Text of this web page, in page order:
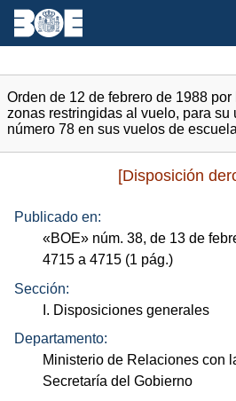
Orden de 12 de febrero de 1988
zonas restringidas al vuelo, para su
número 78 en sus vuelos de
[Disposición
Publicado en:
«BOE» núm. 38, de 13 de
4715 a 4715 (1 pág.)
Sección:
I. Disposiciones generales
Departamento:
Ministerio de Relaciones con
Secretaría del Gobierno